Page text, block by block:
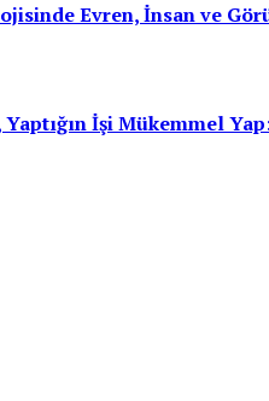
Evren, İnsan ve
Yaptığın İşi Mükemmel